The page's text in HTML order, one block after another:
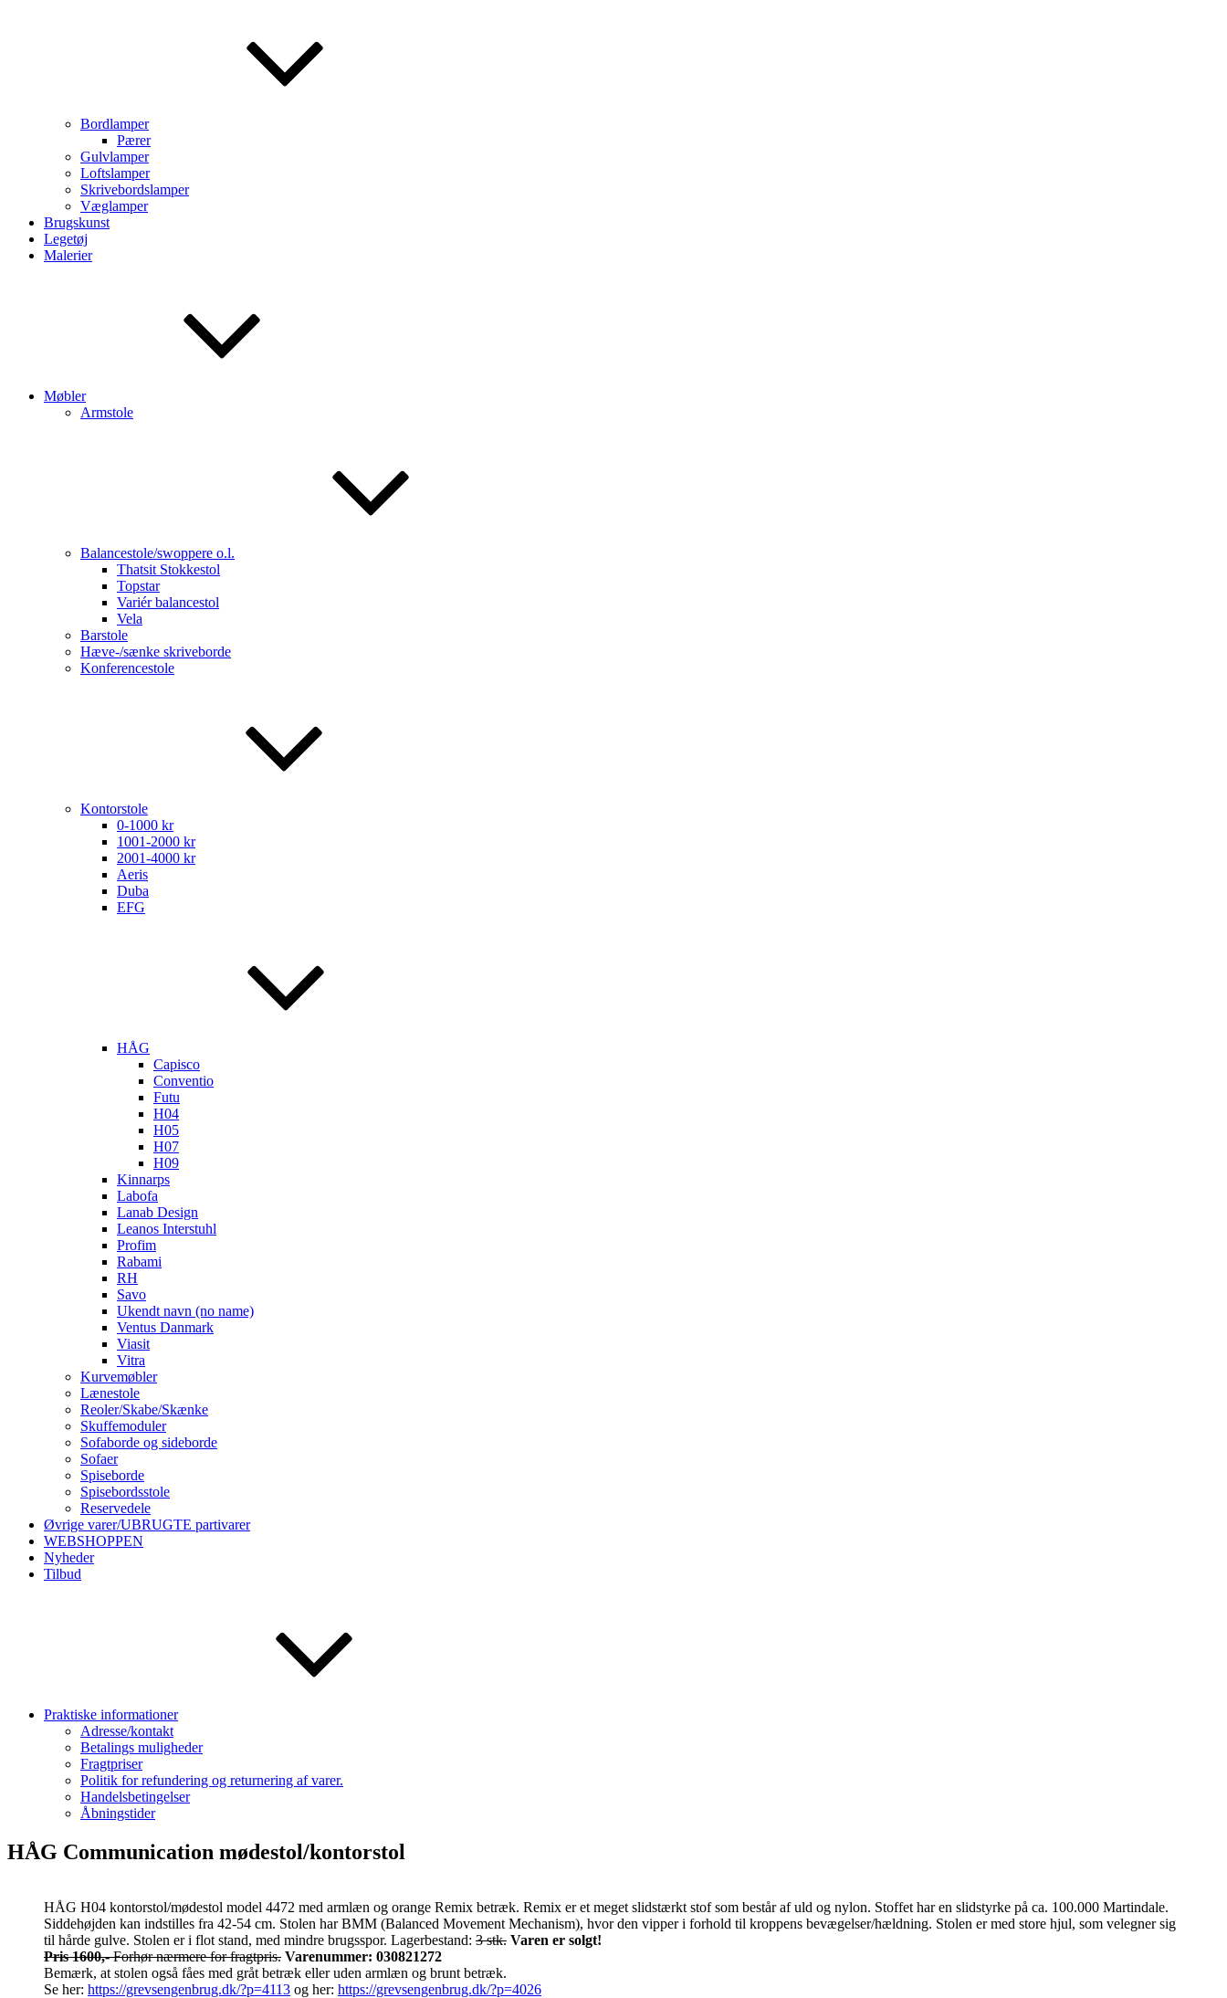
Bordlamper
Pærer
Gulvlamper
Loftslamper
Skrivebordslamper
Væglamper
Brugskunst
Legetøj
Malerier
Møbler
Armstole
Balancestole/swoppere o.l.
Thatsit Stokkestol
Topstar
Variér balancestol
Vela
Barstole
Hæve-/sænke skriveborde
Konferencestole
Kontorstole
0-1000 kr
1001-2000 kr
2001-4000 kr
Aeris
Duba
EFG
HÅG
Capisco
Conventio
Futu
H04
H05
H07
H09
Kinnarps
Labofa
Lanab Design
Leanos Interstuhl
Profim
Rabami
RH
Savo
Ukendt navn (no name)
Ventus Danmark
Viasit
Vitra
Kurvemøbler
Lænestole
Reoler/Skabe/Skænke
Skuffemoduler
Sofaborde og sideborde
Sofaer
Spiseborde
Spisebordsstole
Reservedele
Øvrige varer/UBRUGTE partivarer
WEBSHOPPEN
Nyheder
Tilbud
Praktiske informationer
Adresse/kontakt
Betalings muligheder
Fragtpriser
Politik for refundering og returnering af varer.
Handelsbetingelser
Åbningstider
HÅG Communication mødestol/kontorstol
HÅG H04 kontorstol/mødestol model 4472 med armlæn og orange Remix betræk. Remix er et meget slidstærkt stof som består af uld og nylon. Stoffet har en slidstyrke på ca. 100.000 Martindale.
Siddehøjden kan indstilles fra 42-54 cm. Stolen har BMM (Balanced Movement Mechanism), hvor den vipper i forhold til kroppens bevægelser/hældning. Stolen er med store hjul, som velegner sig
til hårde gulve. Stolen er i flot stand, med mindre brugsspor. Lagerbestand: 3 stk. Varen er solgt!
Pris 1600,-Forhør nærmere for fragtpris. Varenummer: 030821272
Bemærk, at stolen også fåes med gråt betræk eller uden armlæn og brunt betræk.
Se her: https://grevsengenbrug.dk/?p=4113 og her: https://grevsengenbrug.dk/?p=4026